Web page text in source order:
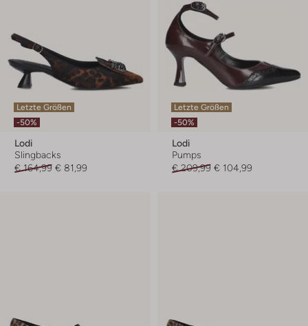
Letzte Größen
-50%
Lodi
Slingbacks
€ 164,99 € 81,99
Letzte Größen
-50%
Lodi
Pumps
€ 209,99 € 104,99